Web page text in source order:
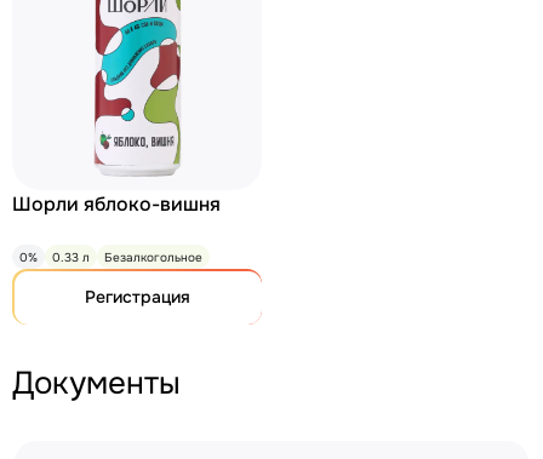
Шорли яблоко-вишня
0% 0.33 л Безалкогольное
Регистрация
Документы